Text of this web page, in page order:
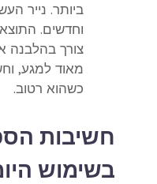
ביותר. נייר
וחדשים.
צורך בהלבנה
מאוד למגע,
כשהוא רטוב.
חשיבות
בשימוש